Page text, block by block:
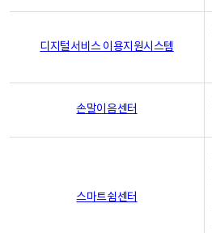
디지털서비스 이용지원시스템
손말이음센터
스마트쉼센터